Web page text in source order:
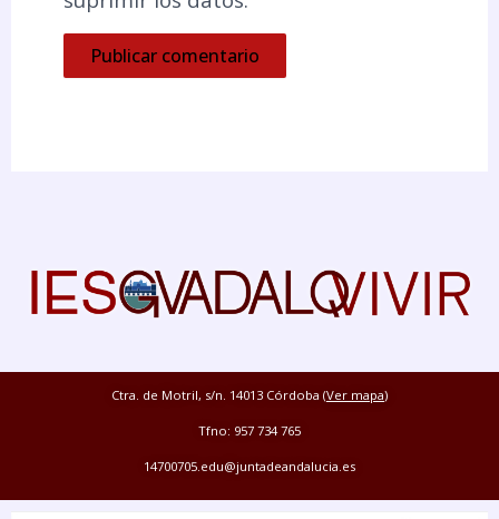
Ctra. de Motril, s/n. 14013 Córdoba (Ver mapa)
Tfno: 957 734 765
14700705.edu@juntadeandalucia.es